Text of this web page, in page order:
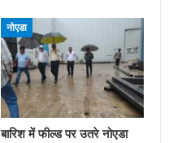
नोएडा
बारिश में फील्ड पर उतरे नोएडा